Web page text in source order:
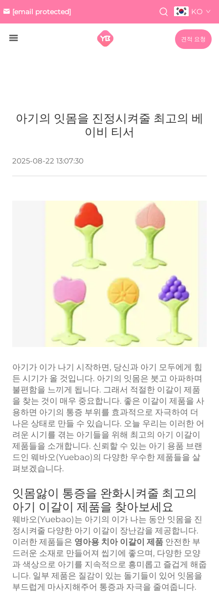
[email protected] KO
견적 요청
아기의 잇몸을 진정시켜줄 최고의 베
이비 티서
2025-08-22 13:07:30
아기가 이가 나기 시작하면, 당신과 아기 모두에게 힘
든 시기가 올 것입니다. 아기의 잇몸은 붓고 아파하며
불편함을 느끼게 됩니다. 그래서 적절한 이갈이 제품
을 찾는 것이 매우 중요합니다. 좋은 이갈이 제품을 사
용하면 아기의 통증 부위를 효과적으로 자극하여 더
나은 상태로 만들 수 있습니다. 오늘 우리는 이러한 어
려운 시기를 겪는 아기들을 위해 최고의 아기 이갈이
제품들을 소개합니다. 신뢰할 수 있는 아기 용품 브랜
드인 웨바오(Yuebao)의 다양한 우수한 제품들을 살
펴보겠습니다.
잇몸앓이 통증을 완화시켜줄 최고의
아기 이갈이 제품을 찾아보세요
웨바오(Yuebao)는 아기의 이가 나는 동안 잇몸을 진
정시켜줄 다양한 아기 이갈이 장난감을 제공합니다.
이러한 제품들은 영아용 치아 이갈이 제품 안전한 부
드러운 소재로 만들어져 씹기에 좋으며, 다양한 모양
과 색상으로 아기를 지속적으로 흥미롭고 즐겁게 해줍
니다. 일부 제품은 질감이 있는 돌기들이 있어 잇몸을
부드럽게 마사지해주어 통증과 자극을 줄여줍니다.